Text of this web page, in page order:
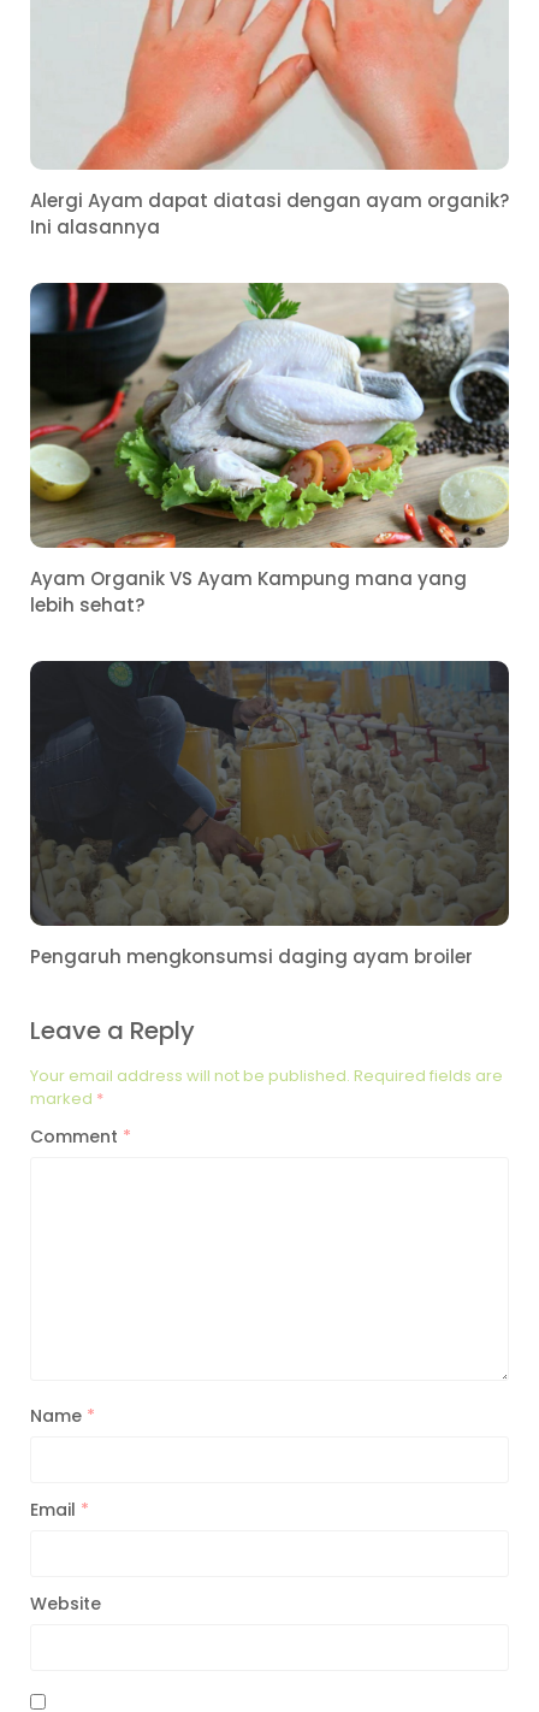
Alergi Ayam dapat diatasi dengan ayam organik?
Ini alasannya
Ayam Organik VS Ayam Kampung mana yang
lebih sehat?
Pengaruh mengkonsumsi daging ayam broiler
Leave a Reply
Your email address will not be published. Required fields are
marked *
Comment *
Name *
Email *
Website